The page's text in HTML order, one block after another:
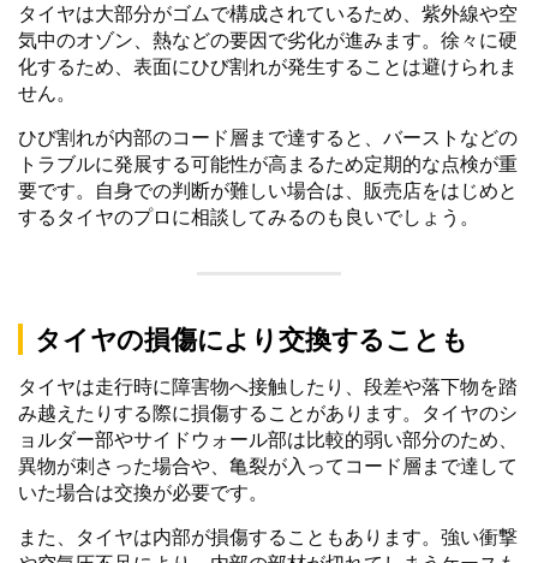
タイヤは大部分がゴムで構成されているため、紫外線や空
気中のオゾン、熱などの要因で劣化が進みます。徐々に硬
化するため、表面にひび割れが発生することは避けられま
せん。
ひび割れが内部のコード層まで達すると、バーストなどの
トラブルに発展する可能性が高まるため定期的な点検が重
要です。自身での判断が難しい場合は、販売店をはじめと
するタイヤのプロに相談してみるのも良いでしょう。
タイヤの損傷により交換することも
タイヤは走行時に障害物へ接触したり、段差や落下物を踏
み越えたりする際に損傷することがあります。タイヤのシ
ョルダー部やサイドウォール部は比較的弱い部分のため、
異物が刺さった場合や、亀裂が入ってコード層まで達して
いた場合は交換が必要です。
また、タイヤは内部が損傷することもあります。強い衝撃